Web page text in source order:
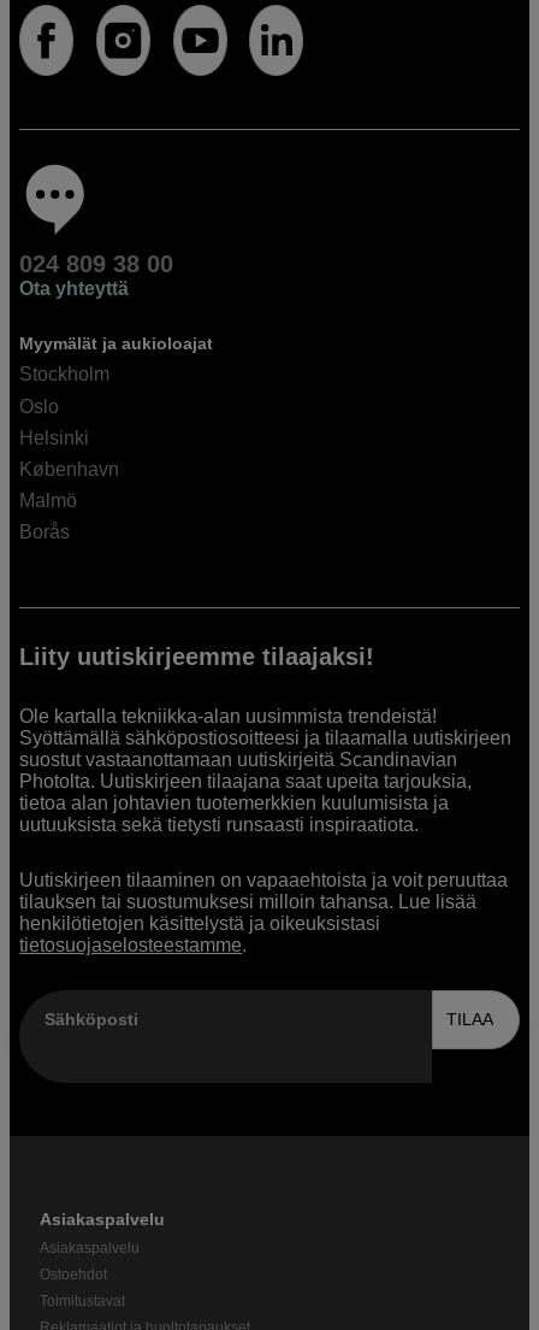
024 809 38 00
Ota yhteyttä
Myymälät ja aukioloajat
Stockholm
Oslo
Helsinki
København
Malmö
Borås
Liity uutiskirjeemme tilaajaksi!
Ole kartalla tekniikka-alan uusimmista trendeistä!
Syöttämällä sähköpostiosoitteesi ja tilaamalla uutiskirjeen
suostut vastaanottamaan uutiskirjeitä Scandinavian
Photolta. Uutiskirjeen tilaajana saat upeita tarjouksia,
tietoa alan johtavien tuotemerkkien kuulumisista ja
uutuuksista sekä tietysti runsaasti inspiraatiota.
Uutiskirjeen tilaaminen on vapaaehtoista ja voit peruuttaa
tilauksen tai suostumuksesi milloin tahansa. Lue lisää
henkilötietojen käsittelystä ja oikeuksistasi
tietosuojaselosteestamme.
Sähköposti TILAA
Asiakaspalvelu
Asiakaspalvelu
Ostoehdot
Toimitustavat